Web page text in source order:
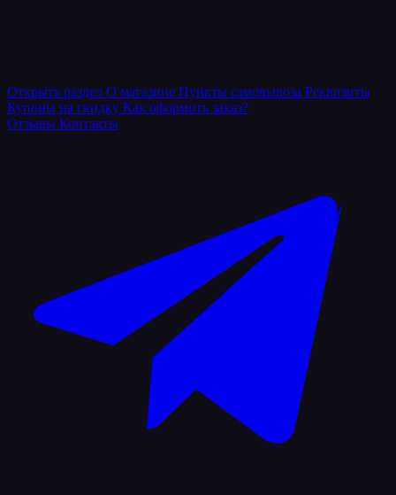
Открыть раздел О магазине Пункты самовывоза Реквизиты
Купоны на скидку Как оформить заказ?
Отзывы Контакты